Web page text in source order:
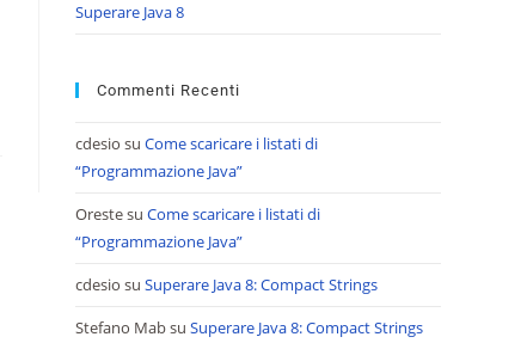
Superare Java 8
Commenti Recenti
cdesio su Come scaricare i listati di
“Programmazione Java”
Orestesu Come scaricare i listati di
“Programmazione Java”
cdesio su Superare Java 8: Compact Strings
Stefano Mabsu Superare Java 8: Compact Strings